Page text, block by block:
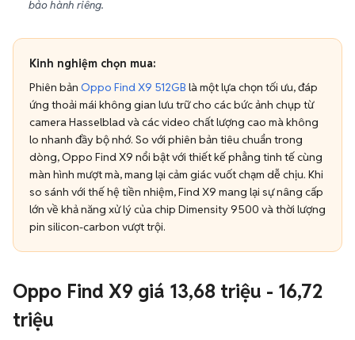
bảo hành riêng.
Kinh nghiệm chọn mua:
Phiên bản Oppo Find X9 512GB là một lựa chọn tối ưu, đáp
ứng thoải mái không gian lưu trữ cho các bức ảnh chụp từ
camera Hasselblad và các video chất lượng cao mà không
lo nhanh đầy bộ nhớ. So với phiên bản tiêu chuẩn trong
dòng, Oppo Find X9 nổi bật với thiết kế phẳng tinh tế cùng
màn hình mượt mà, mang lại cảm giác vuốt chạm dễ chịu. Khi
so sánh với thế hệ tiền nhiệm, Find X9 mang lại sự nâng cấp
lớn về khả năng xử lý của chip Dimensity 9500 và thời lượng
pin silicon-carbon vượt trội.
Oppo Find X9 giá 13,68 triệu - 16,72
triệu